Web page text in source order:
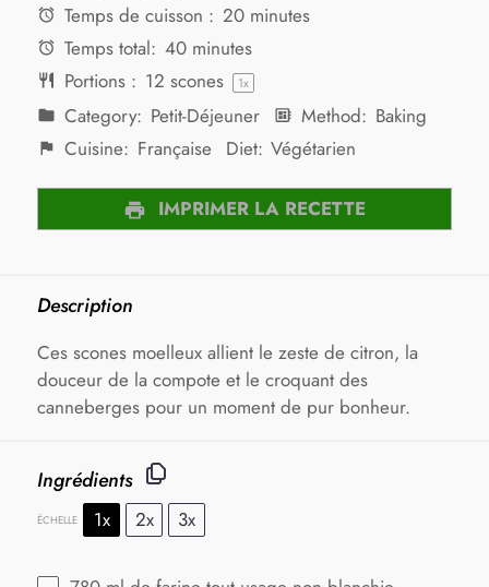
Temps de cuisson : 20 minutes
Temps total: 40 minutes
Portions : 12 scones 1x
Category: Petit-Déjeuner Method: Baking
Cuisine: Française Diet: Végétarien
IMPRIMER LA RECETTE
Description
Ces scones moelleux allient le zeste de citron, la
douceur de la compote et le croquant des
canneberges pour un moment de pur bonheur.
Ingrédients
ÉCHELLE 1x 2x 3x